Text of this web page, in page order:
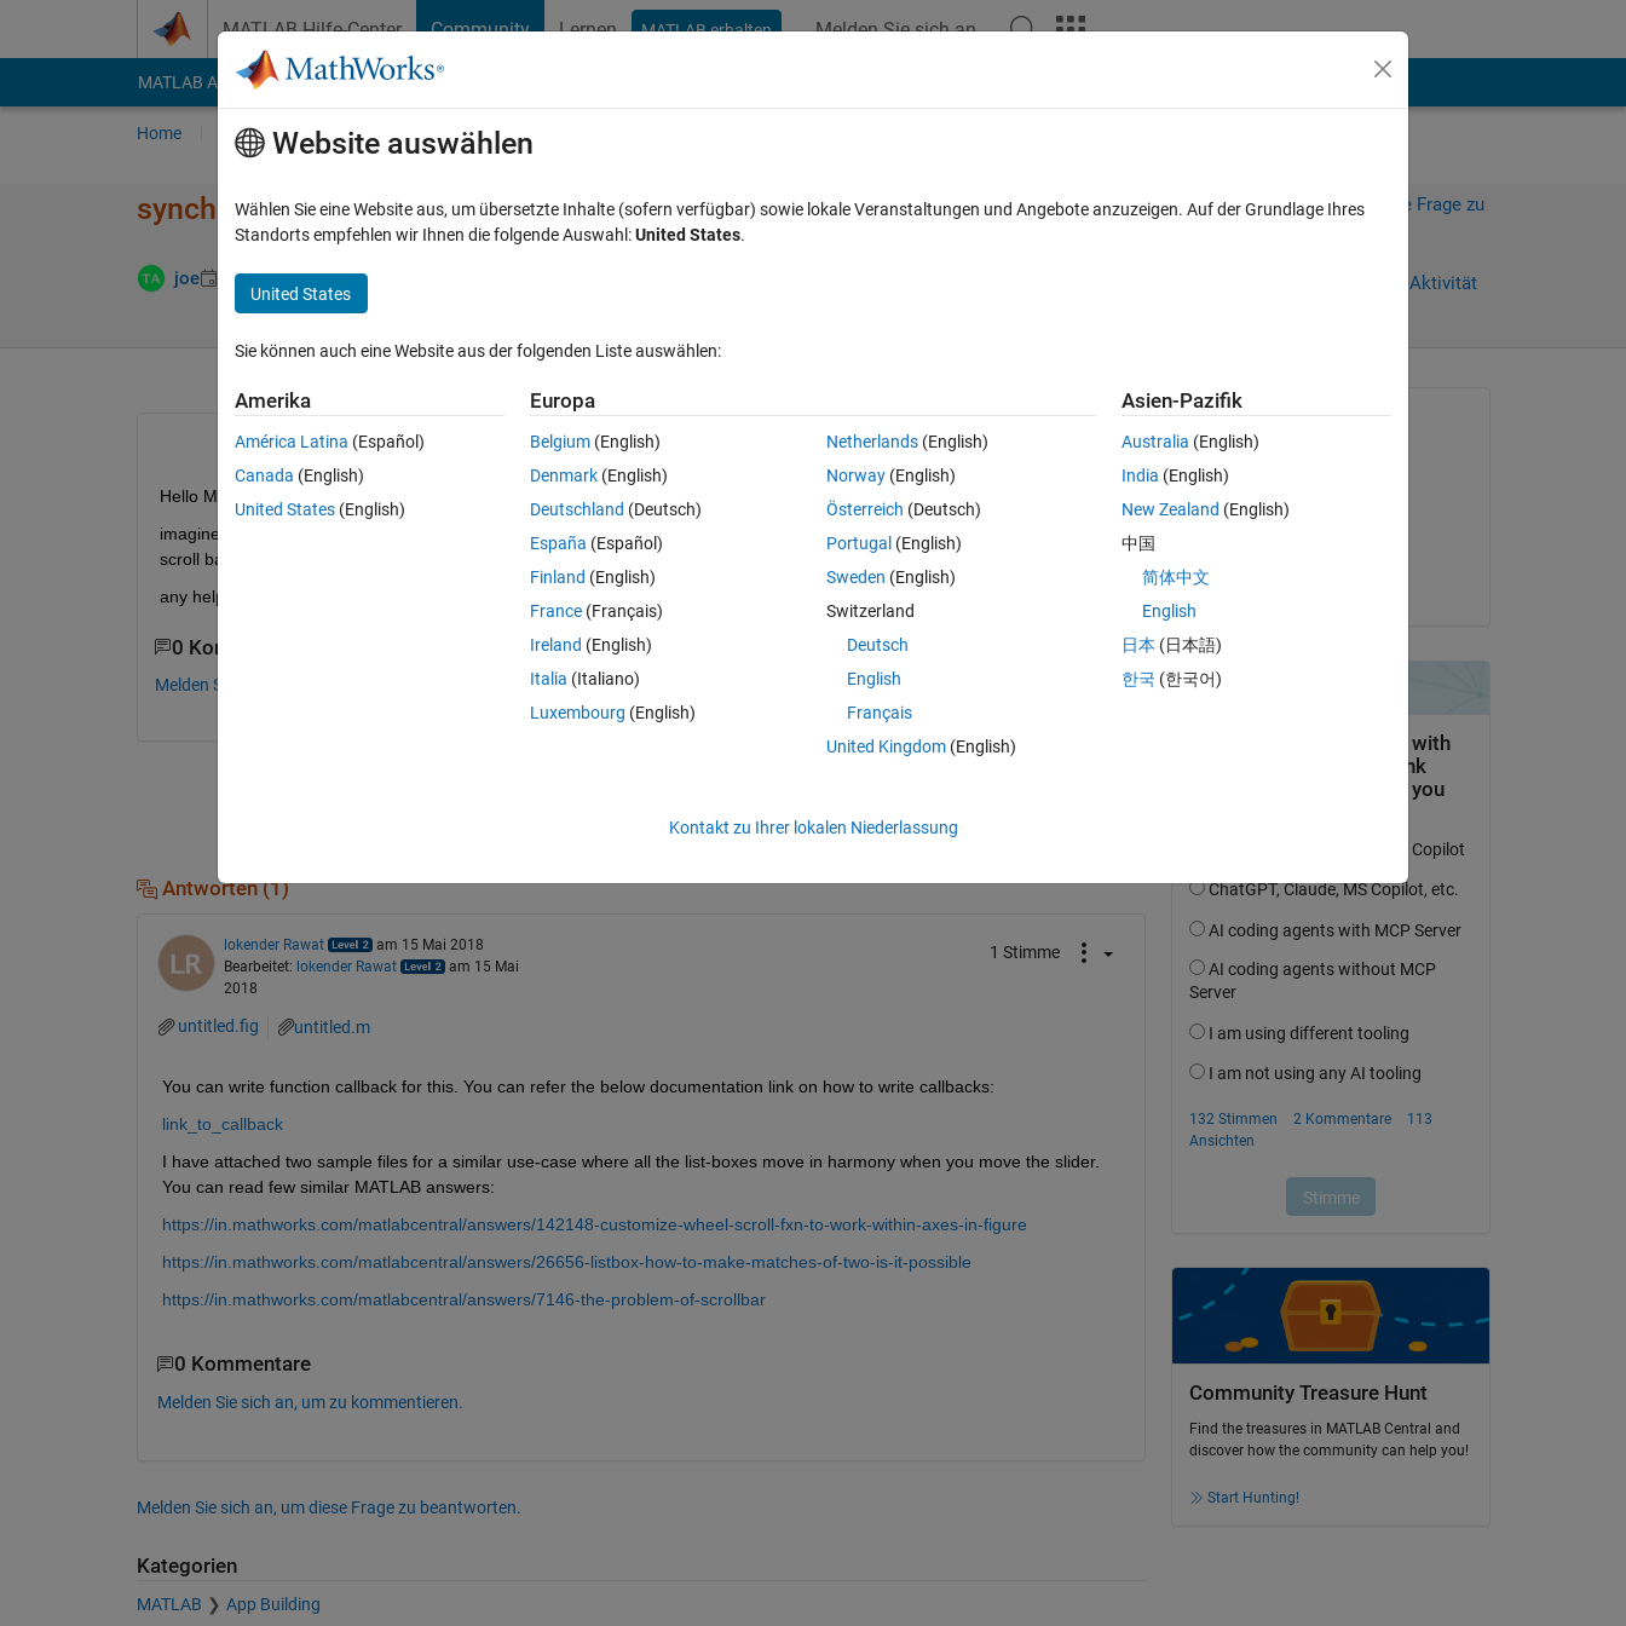
MATLAB Hilfe-Center Community Lernen MATLAB erhalten Melden Sie sich an
MATLAB Answers File Exchange Cody
Home Fragen Antworten Durchsuchen
synchronize two or more scroll bars (or scroll bars of listboxes)
joe 3 Mai 2018 1 Antwort
Melden Sie sich an, um diese Frage zu
Anmelden, um Aktivität
Hello Matlabers
imagine that there are 2 or more scroll bars (or scroll bars of listboxes) and if the user scrolls one of them, then the rest of
scroll bars move harmony and synchronize with the scrolled one.
any help i will appreciate it. thanks in advance
0 Kommentare
Melden Sie sich an, um zu kommentieren.
WeiterleitenAnmelden, um Aktivität zu verfolgen
Antworten (1)
lokender Rawat
am 15 Mai 2018
Bearbeitet: lokender Rawat
am 15 Mai
2018
1 Stimme
untitled.fig untitled.m
You can write function callback for this. You can refer the below documentation link on how to write callbacks:
link_to_callback
I have attached two sample files for a similar use-case where all the list-boxes move in harmony when you move the slider.
You can read few similar MATLAB answers:
https://in.mathworks.com/matlabcentral/answers/142148-customize-wheel-scroll-fxn-to-work-within-axes-in-figure
https://in.mathworks.com/matlabcentral/answers/26656-listbox-how-to-make-matches-of-two-is-it-possible
https://in.mathworks.com/matlabcentral/answers/7146-the-problem-of-scrollbar
0 Kommentare
Melden Sie sich an, um zu kommentieren.
Melden Sie sich an, um diese Frage zu beantworten.
Kategorien
MATLAB App Building
joe
am 3 Mai 2018
am 15 Mai 2018
Community Treasure Hunt
Find the treasures in MATLAB Central and
discover how the community can help you!
Start Hunting!
Website auswählen
Wählen Sie eine Website aus, um übersetzte Inhalte (sofern verfügbar) sowie lokale Veranstaltungen und Angebote anzuzeigen. Auf der Grundlage Ihres
Standorts empfehlen wir Ihnen die folgende Auswahl:United States.
United States
Sie können auch eine Website aus der folgenden Liste auswählen:
Amerika
América Latina (Español)
Canada (English)
United States (English)
Europa
Belgium (English)
Denmark (English)
Deutschland (Deutsch)
España (Español)
Finland (English)
France (Français)
Ireland (English)
Italia (Italiano)
Luxembourg (English)
Netherlands(English)
Norway(English)
Österreich (Deutsch)
Portugal (English)
Sweden (English)
Switzerland
Deutsch
English
Français
United Kingdom(English)
Asien-Pazifik
Australia (English)
India (English)
New Zealand (English)
中国
简体中文
English
日本 (日本語)
한국 (한국어)
Kontakt zu Ihrer lokalen Niederlassung